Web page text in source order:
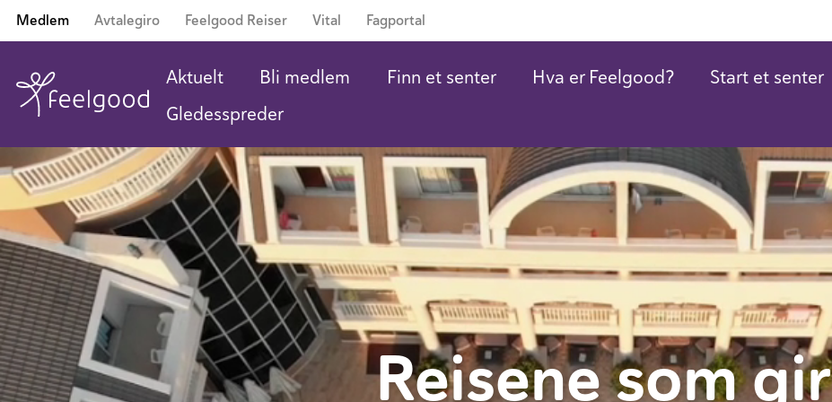
Medlem Avtalegiro Feelgood Reiser Vital Fagportal
Aktuelt Bli medlem Finn et senter Hva er Feelgood? Start et senter
Gledesspreder
Reisene som gir